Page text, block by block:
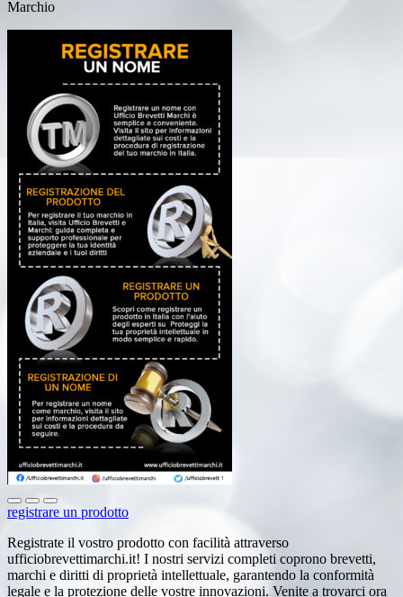
Marchio
registrare un prodotto
Registrate il vostro prodotto con facilità attraverso
ufficiobrevettimarchi.it! I nostri servizi completi coprono brevetti,
marchi e diritti di proprietà intellettuale, garantendo la conformità
legale e la protezione delle vostre innovazioni. Venite a trovarci ora